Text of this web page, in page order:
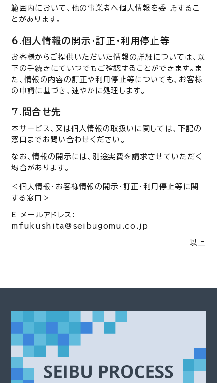
範囲内において、他の事業者へ個人情報を委 託するこ
とがあります。
6.個人情報の開示・訂正・利用停止等
お客様からご提供いただいた情報の詳細については、以
下の手続きにていつでもご確認することができます。ま
た、情報の内容の訂正や利用停止等についても、お客様
の申請に基づき、速やかに処理します。
7.問合せ先
本サービス、又は個人情報の取扱いに関しては、下記の
窓口までお問い合わせください。
なお、情報の開示には、別途実費を請求させていただく
場合があります。
個人情報・お客様情報の開示・訂正・利用停止等に関
する窓口
E メールアドレス：
mfukushita@seibugomu.co.jp
以上